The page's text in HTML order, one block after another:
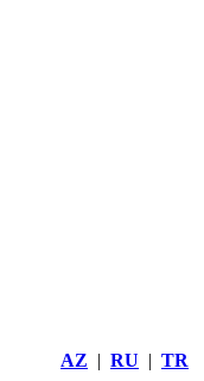
AZ | RU | TR